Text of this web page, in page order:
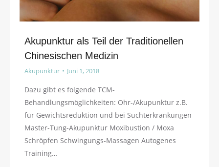
Akupunktur als Teil der Traditionellen
Chinesischen Medizin
Akupunktur Juni 1, 2018
Dazu gibt es folgende TCM-
Behandlungsmöglichkeiten: Ohr-/Akupunktur z.B.
für Gewichtsreduktion und bei Suchterkrankungen
Master-Tung-Akupunktur Moxibustion / Moxa
Schröpfen Schwingungs-Massagen Autogenes
Training…